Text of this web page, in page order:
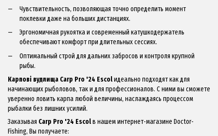
Чувствительность, позволяющая точно определить момент
поклевки даже на больших дистанциях.
Эргономичная рукоятка и современный катушкодержатель
обеспечивают комфорт при длительных сессиях.
Оптимальный строй для дальних забросов и контроля крупной
рыбы.
Карпові вудлища Carp Pro '24 Escolидеально подходят как для
начинающих рыболовов, так и для профессионалов. С ними вы сможете
уверенно ловить карпа любой величины, наслаждаясь процессом
рыбалки без лишних усилий.
Заказывая Carp Pro '24 Escolв нашем интернет-магазине Doctor-
Fishing, Вы получаете: